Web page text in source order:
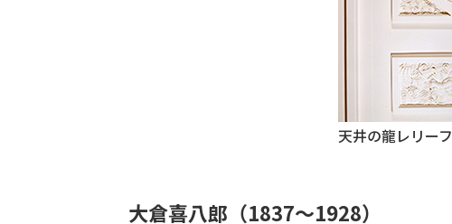
天井の龍レリーフ
大倉喜八郎（1837～1928）